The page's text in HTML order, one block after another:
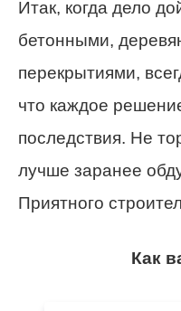
Итак, когда дело
бетонными,
перекрытиями,
что каждое
последствия. Не
лучше заранее
Приятного
Как